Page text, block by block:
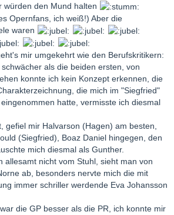
würden den Mund halten
Opernfans, ich weiß!) Aber die
waren
mir umgekehrt wie den Berufskritikern:
als die beiden ersten, von
konnte ich kein Konzept erkennen, die
die mich im "Siegfried"
hatte, vermisste ich diesmal
gefiel mir Halvarson (Hagen) am besten,
(Siegfried), Boaz Daniel hingegen, den
mich diesmal als Gunther.
allesamt nicht vom Stuhl, sieht man von
ab, besonders nervte mich die mit
immer schriller werdende Eva Johansson
die GP besser als die PR, ich konnte mir